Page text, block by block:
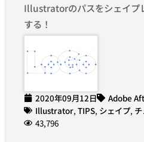
Illustratorのパスをシェイプ
する！
2020年09月12日
Adobe
Illustrator, TIPS, シェイプ,
43,796